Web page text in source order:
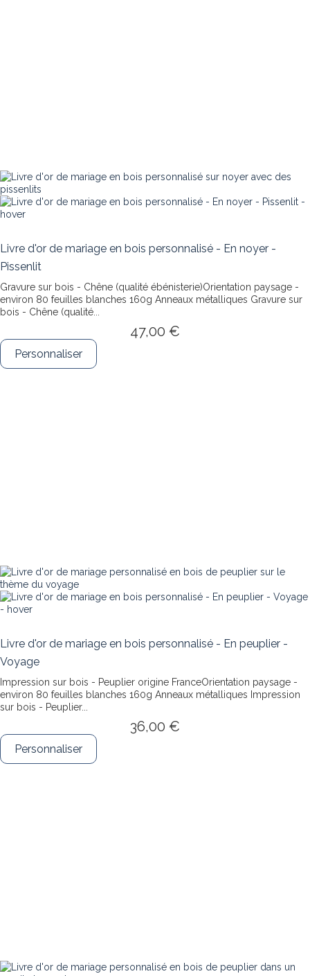
Livre d'or de mariage en bois personnalisé - En noyer -
Pissenlit
Gravure sur bois - Chêne (qualité ébénisterie)Orientation paysage -
environ 80 feuilles blanches 160g Anneaux métalliques Gravure sur
bois - Chêne (qualité...
47,00 €
Personnaliser
Livre d'or de mariage en bois personnalisé - En peuplier -
Voyage
Impression sur bois - Peuplier origine FranceOrientation paysage -
environ 80 feuilles blanches 160g Anneaux métalliques Impression
sur bois - Peuplier...
36,00 €
Personnaliser